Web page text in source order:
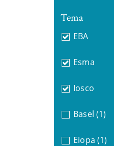
Tema
EBA
Esma
Iosco
Basel (1)
Eiopa (1)